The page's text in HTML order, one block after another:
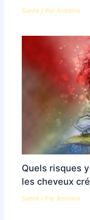
Santé / ParAntoine
Quels risques
les cheveux
Santé / ParAntoine